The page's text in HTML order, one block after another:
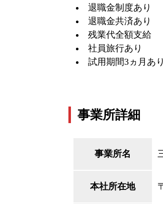
退職金制度あり
退職金共済あり
残業代全額支給
社員旅行あり
試用期間3ヵ月あ
事業所詳細
事業所名
本社所在地